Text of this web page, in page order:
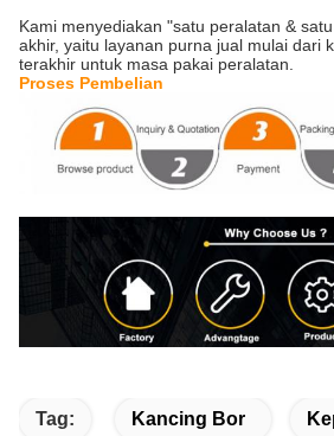
Kami menyediakan "satu peralatan &
akhir, yaitu layanan purna jual mulai dari
terakhir untuk masa pakai peralatan.
Proses Pembelian
Tag: Kancing Bor